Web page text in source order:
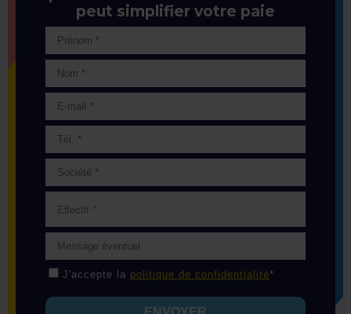
peut simplifier votre paie